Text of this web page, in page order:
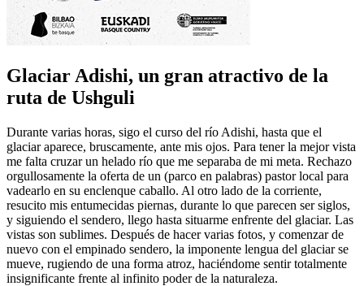
Glaciar Adishi, un gran atractivo de la
ruta de Ushguli
Durante varias horas, sigo el curso del río Adishi, hasta que el
glaciar aparece, bruscamente, ante mis ojos. Para tener la mejor vista
me falta cruzar un helado río que me separaba de mi meta. Rechazo
orgullosamente la oferta de un (parco en palabras) pastor local para
vadearlo en su enclenque caballo. Al otro lado de la corriente,
resucito mis entumecidas piernas, durante lo que parecen ser siglos,
y siguiendo el sendero, llego hasta situarme enfrente del glaciar. Las
vistas son sublimes. Después de hacer varias fotos, y comenzar de
nuevo con el empinado sendero, la imponente lengua del glaciar se
mueve, rugiendo de una forma atroz, haciéndome sentir totalmente
insignificante frente al infinito poder de la naturaleza.